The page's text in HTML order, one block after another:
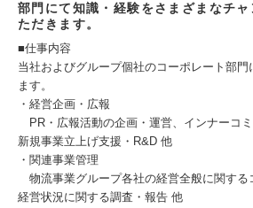
部門にて知識・経験をさまざまなチ
ただきます。
■仕事内容
当社およびグループ個社のコーポレート部門
ます。
・経営企画・広報
PR・広報活動の企画・運営、インナーコミ
新規事業立上げ支援・R&D 他
・関連事業管理
物流事業グループ各社の経営全般に関する
経営状況に関する調査・報告 他